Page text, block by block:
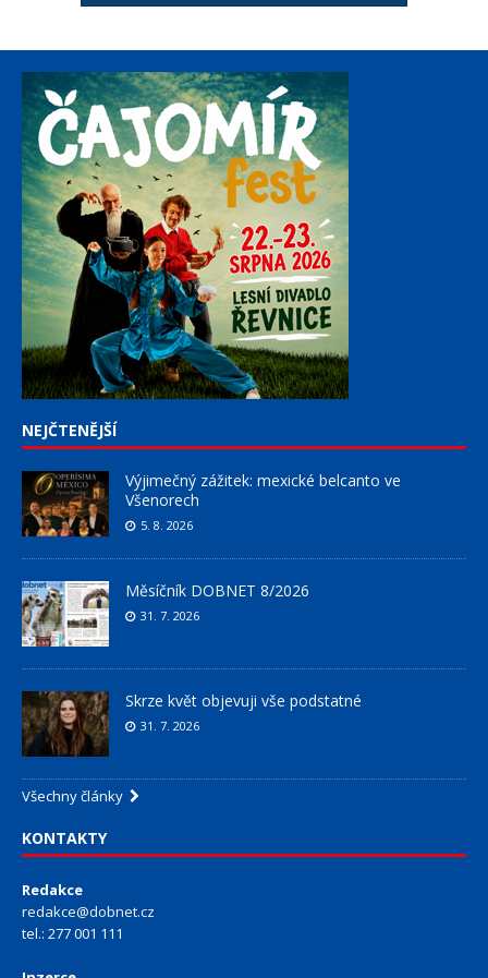
NEJČTENĚJŠÍ
Výjimečný zážitek: mexické belcanto ve
Všenorech
5. 8. 2026
Měsíčník DOBNET 8/2026
31. 7. 2026
Skrze květ objevuji vše podstatné
31. 7. 2026
Všechny články
KONTAKTY
Redakce
redakce@dobnet.cz
tel.: 277 001 111